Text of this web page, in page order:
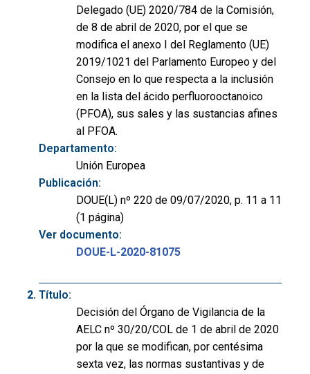
Delegado (UE) 2020/784 de la Comisión,
de 8 de abril de 2020, por el que se
modifica el anexo I del Reglamento (UE)
2019/1021 del Parlamento Europeo y del
Consejo en lo que respecta a la inclusión
en la lista del ácido perfluorooctanoico
(PFOA), sus sales y las sustancias afines
al PFOA.
Departamento:
Unión Europea
Publicación:
DOUE(L) nº 220 de 09/07/2020, p. 11 a 11
(1 página)
Ver documento:
DOUE-L-2020-81075
Título:
Decisión del Órgano de Vigilancia de la
AELC nº 30/20/COL de 1 de abril de 2020
por la que se modifican, por centésima
sexta vez, las normas sustantivas y de